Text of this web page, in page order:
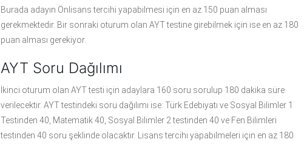
Burada adayın Önlisans tercihi yapabilmesi için en az 150 puan alması
gerekmektedir. Bir sonraki oturum olan AYT testine girebilmek için ise en az 180
puan alması gerekiyor.
AYT Soru Dağılımı
İkinci oturum olan AYT testi için adaylara 160 soru sorulup 180 dakika süre
verilecektir. AYT testindeki soru dağılımı ise: Türk Edebiyatı ve Sosyal Bilimler 1
Testinden 40, Matematik 40, Sosyal Bilimler 2 testinden 40 ve Fen Bilimleri
testinden 40 soru şeklinde olacaktır. Lisans tercihi yapabilmeleri için en az 180